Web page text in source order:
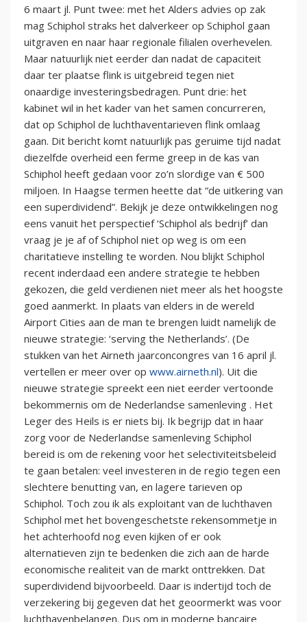
6 maart jl. Punt twee: met het Alders advies op zak
mag Schiphol straks het dalverkeer op Schiphol gaan
uitgraven en naar haar regionale filialen overhevelen.
Maar natuurlijk niet eerder dan nadat de capaciteit
daar ter plaatse flink is uitgebreid tegen niet
onaardige investeringsbedragen. Punt drie: het
kabinet wil in het kader van het samen concurreren,
dat op Schiphol de luchthaventarieven flink omlaag
gaan. Dit bericht komt natuurlijk pas geruime tijd nadat
diezelfde overheid een ferme greep in de kas van
Schiphol heeft gedaan voor zo’n slordige van € 500
miljoen. In Haagse termen heette dat “de uitkering van
een superdividend”. Bekijk je deze ontwikkelingen nog
eens vanuit het perspectief ‘Schiphol als bedrijf’ dan
vraag je je af of Schiphol niet op weg is om een
charitatieve instelling te worden. Nou blijkt Schiphol
recent inderdaad een andere strategie te hebben
gekozen, die geld verdienen niet meer als het hoogste
goed aanmerkt. In plaats van elders in de wereld
Airport Cities aan de man te brengen luidt namelijk de
nieuwe strategie: ‘serving the Netherlands’. (De
stukken van het Airneth jaarconcongres van 16 april jl.
vertellen er meer over op www.airneth.nl). Uit die
nieuwe strategie spreekt een niet eerder vertoonde
bekommernis om de Nederlandse samenleving . Het
Leger des Heils is er niets bij. Ik begrijp dat in haar
zorg voor de Nederlandse samenleving Schiphol
bereid is om de rekening voor het selectiviteitsbeleid
te gaan betalen: veel investeren in de regio tegen een
slechtere benutting van, en lagere tarieven op
Schiphol. Toch zou ik als exploitant van de luchthaven
Schiphol met het bovengeschetste rekensommetje in
het achterhoofd nog even kijken of er ook
alternatieven zijn te bedenken die zich aan de harde
economische realiteit van de markt onttrekken. Dat
superdividend bijvoorbeeld. Daar is indertijd toch de
verzekering bij gegeven dat het geoormerkt was voor
luchthavenbelangen. Dus om in moderne bancaire